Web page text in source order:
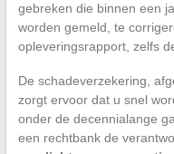
gebreken die binnen een
worden gemeld, te
opleveringsrapport, zelfs
De schadeverzekering,
zorgt ervoor dat u snel
onder de decennialange
een rechtbank de